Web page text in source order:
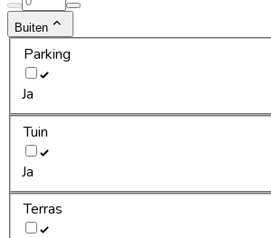
Buiten
Parking
Ja
Tuin
Ja
Terras